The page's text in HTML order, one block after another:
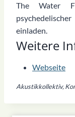
Akustikkollektiv,
Weitere
Webseite
The Water
einladen.